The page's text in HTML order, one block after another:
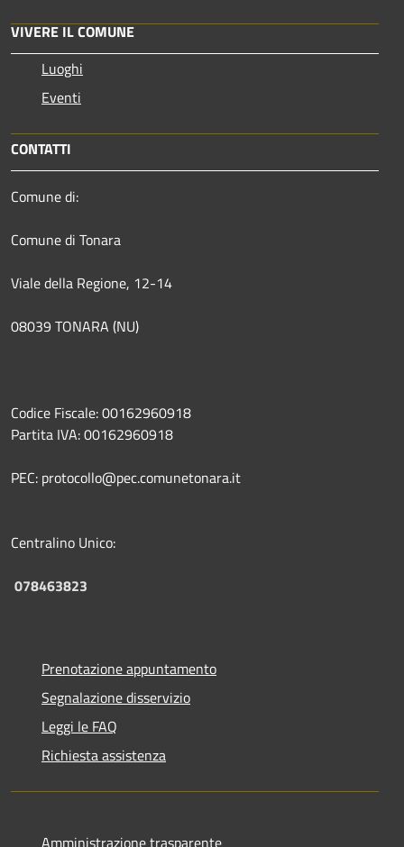
VIVERE IL COMUNE
Luoghi
Eventi
CONTATTI
Comune di:
Comune di Tonara
Viale della Regione, 12-14
08039 TONARA (NU)
Codice Fiscale: 00162960918
Partita IVA: 00162960918
PEC: protocollo@pec.comunetonara.it
Centralino Unico:
078463823
Prenotazione appuntamento
Segnalazione disservizio
Leggi le FAQ
Richiesta assistenza
Amministrazione trasparente